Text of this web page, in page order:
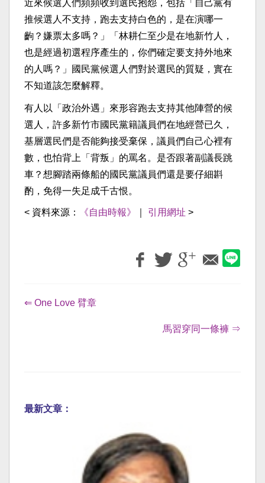
近來候選人們頻頻收到選民抱怨，包括「自己黨有
推候選人不支持，跑去支持白色的，是在演哪一
齣？嫌票太多嗎？」「林耕仁至少是在地新竹人，
也是經過初選程序產生的，你們確定要支持外地來
的人嗎？」國民黨候選人們對於選民的質疑，實在
不知道該怎麼解釋。
有人以「政治外遇」來形容跑去支持其他陣營的候
選人，許多新竹市國民黨籍議員們在地經營已久，
基層選民們是否能夠接受棄保，議員們自己心裡有
數，也怕背上「背叛」的罵名。是否跟著副議長跳
車？想腳踏兩條船的國民黨議員們還是要仔細斟
酌，免得一失足成千古恨。
< 資料來源： 《自由時報》 引用網址 >
⇐ One Love 臂章
馬習穿同一條褲 ⇒
最新文章：